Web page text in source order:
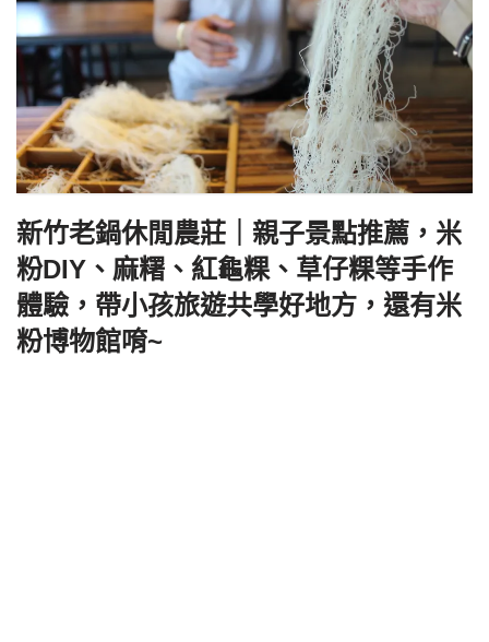
新竹老鍋休閒農莊｜親子景點推薦，米
粉DIY、麻糬、紅龜粿、草仔粿等手作
體驗，帶小孩旅遊共學好地方，還有米
粉博物館唷~